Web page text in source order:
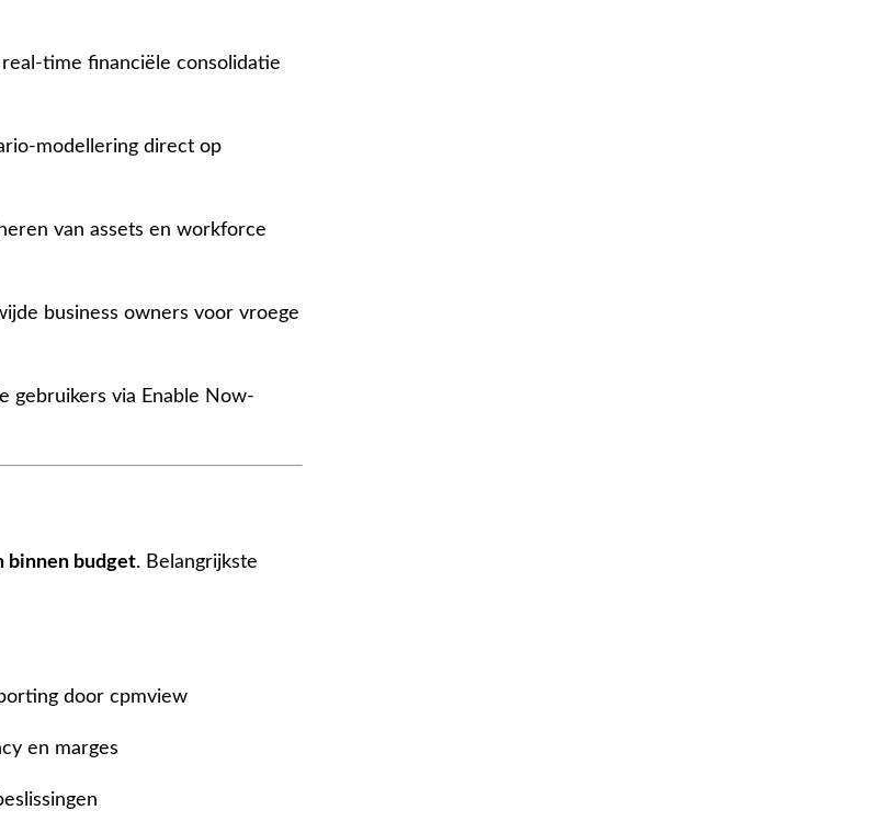
time financiële consolidatie
modellering direct op
van assets en workforce
business owners voor vroege
gebruikers via Enable Now-
binnen budget. Belangrijkste
door cpmview
en marges